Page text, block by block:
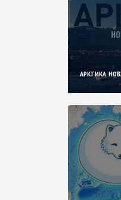
АРКТИКА.